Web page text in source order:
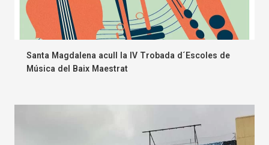
Santa Magdalena acull la IV Trobada d´Escoles de
Música del Baix Maestrat